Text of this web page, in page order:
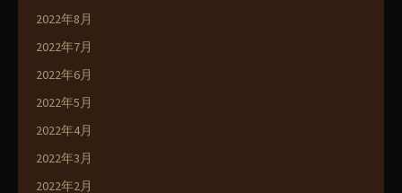
2022年8月
2022年7月
2022年6月
2022年5月
2022年4月
2022年3月
2022年2月